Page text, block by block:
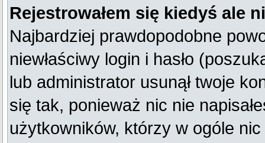
Rejestrowałem się kiedyś ale
Najbardziej prawdopodobne
niewłaściwy login i hasło
lub administrator usunął twoje
się tak, ponieważ nic nie
użytkowników, którzy w ogóle